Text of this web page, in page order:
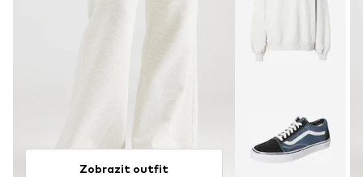
Zobrazit outfit